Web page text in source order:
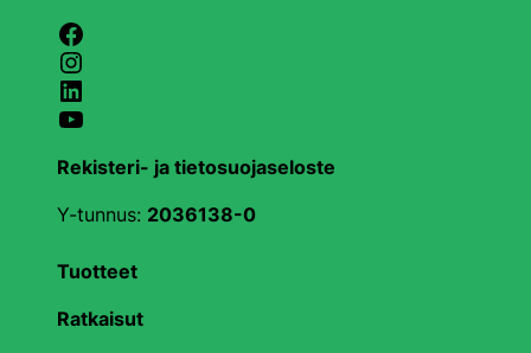
Facebook
Instagram
LinkedIn
YouTube
Rekisteri- ja tietosuojaseloste
Y-tunnus: 2036138-0
Tuotteet
Ratkaisut